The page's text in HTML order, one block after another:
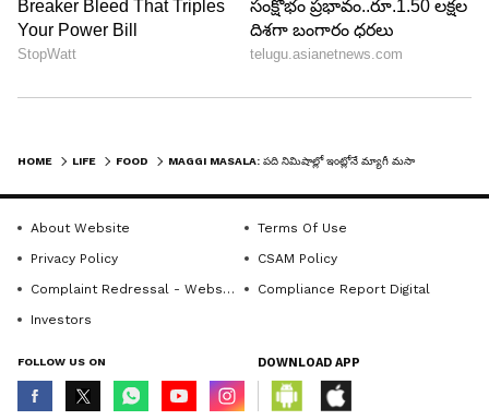
LATEST VIDEOS
HOME LIFE FOOD MAGGI MASALA: పది నిమిషాల్లో ఇంట్లోనే మ్యాగీ మసాలా..ఎలా తయారు చేయాలో తెలుసా?
About Website
Terms Of Use
Privacy Policy
CSAM Policy
Complaint Redressal - Website
Compliance Report Digital
Investors
FOLLOW US ON DOWNLOAD APP